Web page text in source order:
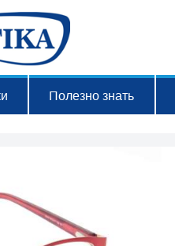
Полезно знать